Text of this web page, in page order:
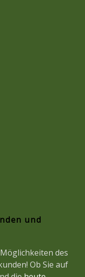
und
des
Ob Sie auf